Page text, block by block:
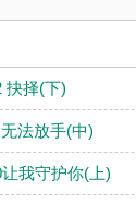
抉择(下)
法放手(中)
我守护你(上)